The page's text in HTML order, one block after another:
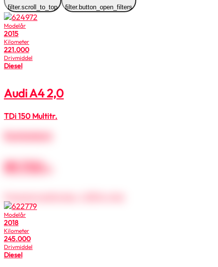
filter.scroll_to_top filter.button_open_filters
Modelår
2015
Kilometer
221.000
Drivmiddel
Diesel
Audi A42,0
TDi 150 Multitr.
Kontantpris
89.700
Modelår
2018
Kilometer
245.000
Drivmiddel
Diesel